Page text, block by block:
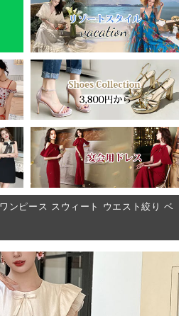
ンピース スウィート ウエスト絞り ベ